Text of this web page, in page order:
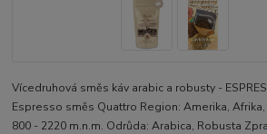
Vícedruhová směs káv arabic a robusty -
Espresso směs Quattro Region: Amerika,
800 - 2220 m.n.m. Odrůda: Arabica, Robusta